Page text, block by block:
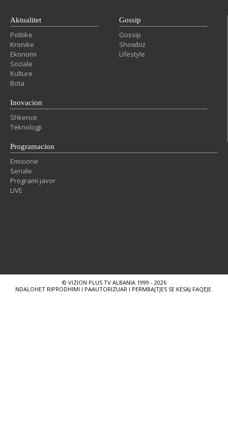
Aktualitet
Politike
Kronike
Ekonomi
Sociale
Kulture
Bota
Gossip
Gossip
Showbiz
Lifestyle
Inovacion
Shkencë
Teknologji
Programacion
Emisione
Seriale
Programi javor
LIVE
© VIZION PLUS TV ALBANIA 1999 - 2026
NDALOHET RIPRODHIMI I PAAUTORIZUAR I PERMBAJTJES SE KESAJ FAQEJE.